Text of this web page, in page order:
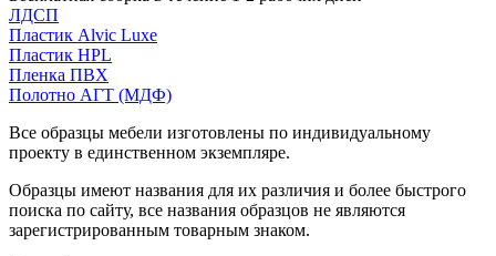
ЛДСП
Пластик Alvic Luxe
Пластик HPL
Пленка ПВХ
Полотно АГТ (МДФ)
Все образцы мебели изготовлены по индивидуальному
проекту в единственном экземпляре.
Образцы имеют названия для их различия и более быстрого
поиска по сайту, все названия образцов не являются
зарегистрированным товарным знаком.